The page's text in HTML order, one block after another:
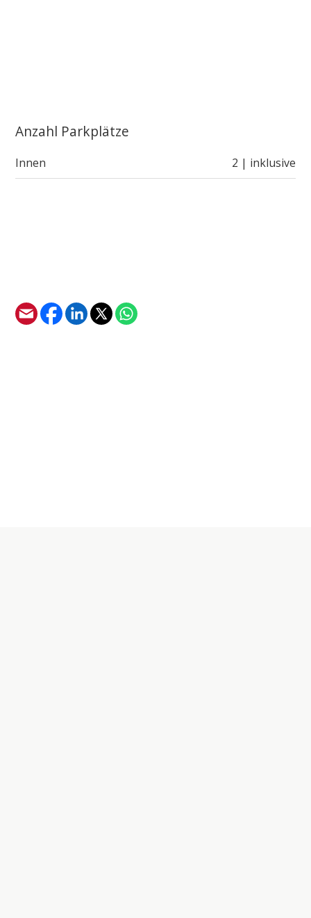
Anzahl Parkplätze
Innen 2 | inklusive